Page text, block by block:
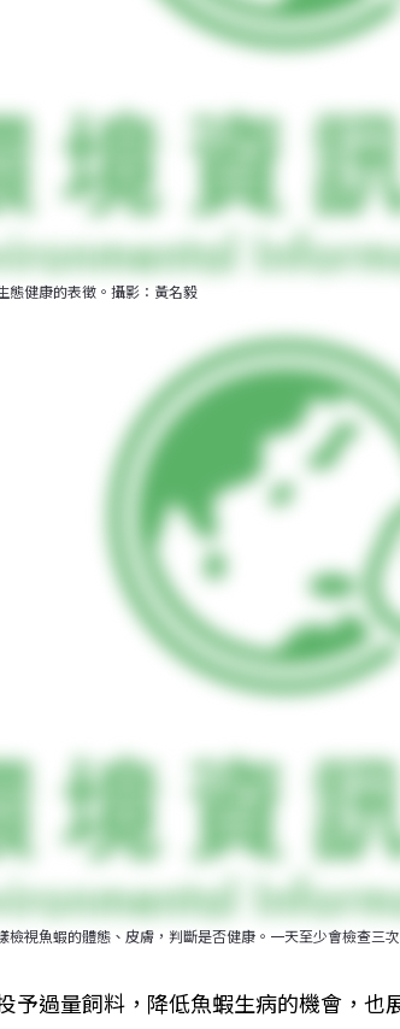
態健康的表徵。攝影：黃名毅
檢視魚蝦的體態、皮膚，判斷是否健康。一天至少會檢查三
予過量飼料，降低魚蝦生病的機會，也